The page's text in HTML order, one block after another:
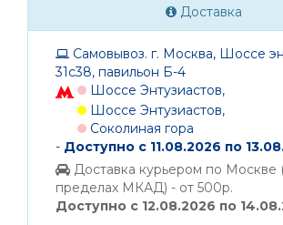
Доставка
Самовывоз. г. Москва, Шоссе
31с38, павильон Б-4
Шоссе Энтузиастов,
Шоссе Энтузиастов,
Соколиная гора
- Доступно с 11.08.2026 по
Доставка курьером по Москве
пределах МКАД) - от 500р.
Доступно с 12.08.2026 по